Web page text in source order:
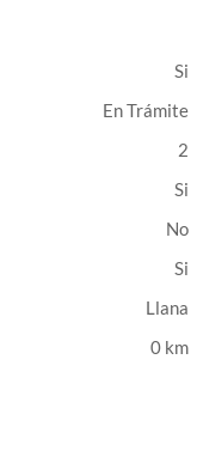
En Trámite
2
Llana
0 km